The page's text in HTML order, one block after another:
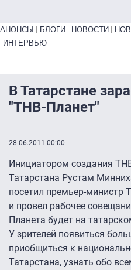
Primary links bottom
АНОНСЫ БЛОГИ НОВОСТИ
ИНТЕРВЬЮ
В Татарстане
"ТНВ-Планет"
28.06.2011 00:00
Инициатором создания
Татарстана Рустам
посетил премьер-министр
и провел рабочее
Планета будет на
У зрителей появиться
приобщиться к
Татарстана, узнать обо